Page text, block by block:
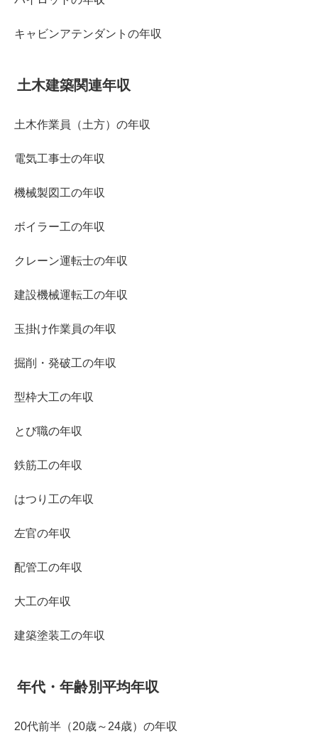
キャビンアテンダントの年収
土木建築関連年収
土木作業員（土方）の年収
電気工事士の年収
機械製図工の年収
ボイラー工の年収
クレーン運転士の年収
建設機械運転工の年収
玉掛け作業員の年収
掘削・発破工の年収
型枠大工の年収
とび職の年収
鉄筋工の年収
はつり工の年収
左官の年収
配管工の年収
大工の年収
建築塗装工の年収
年代・年齢別平均年収
20代前半（20歳～24歳）の年収